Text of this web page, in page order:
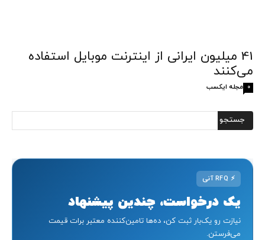
41 میلیون ایرانی از اینترنت موبایل استفاده
می‌کنند
مجله ایکسب 0
⚡
یک درخواست، چندین پیشنهاد
نیازت رو یک‌بار ثبت کن، ده‌ها تامین‌کننده معتبر برات قیمت
می‌فرستن.